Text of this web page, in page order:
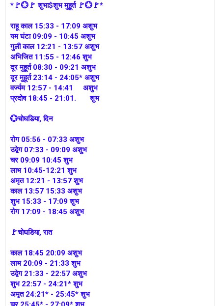
*🚩💮🚩 शुभा$शुभ मुहूर्त 🚩💮🚩*
राहू काल 15:33 - 17:09 अशुभ
यम घंटा 09:09 - 10:45 अशुभ
गुली काल 12:21 - 13:57 अशुभ
अभिजित 11:55 - 12:46 शुभ
दूर मुहूर्त 08:30 - 09:21 अशुभ
दूर मुहूर्त 23:14 - 24:05* अशुभ
वर्ज्यम 12:57 - 14:41 अशुभ
प्रदोष 18:45 - 21:01. शुभ
💮चोघडिया, दिन
रोग 05:56 - 07:33 अशुभ
उद्वेग 07:33 - 09:09 अशुभ
चर 09:09 10:45 शुभ
लाभ 10:45-12:21 शुभ
अमृत 12:21 - 13:57 शुभ
काल 13:57 15:33 अशुभ
शुभ 15:33 - 17:09 शुभ
रोग 17:09 - 18:45 अशुभ
🚩चोघडिया, रात
काल 18:45 20:09 अशुभ
लाभ 20:09 - 21:33 शुभ
उद्वेग 21:33 - 22:57 अशुभ
शुभ 22:57 - 24:21* शुभ
अमृत 24:21* - 25:45* शुभ